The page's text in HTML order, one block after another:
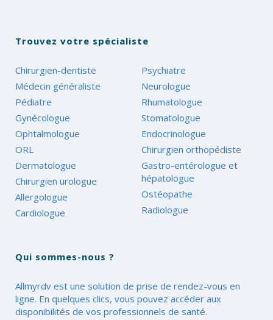
Trouvez votre spécialiste
Chirurgien-dentiste
Médecin généraliste
Pédiatre
Gynécologue
Ophtalmologue
ORL
Dermatologue
Chirurgien urologue
Allergologue
Cardiologue
Psychiatre
Neurologue
Rhumatologue
Stomatologue
Endocrinologue
Chirurgien orthopédiste
Gastro-entérologue et
hépatologue
Ostéopathe
Radiologue
Qui sommes-nous ?
Allmyrdv est une solution de prise de rendez-vous en
ligne. En quelques clics, vous pouvez accéder aux
disponibilités de vos professionnels de santé.